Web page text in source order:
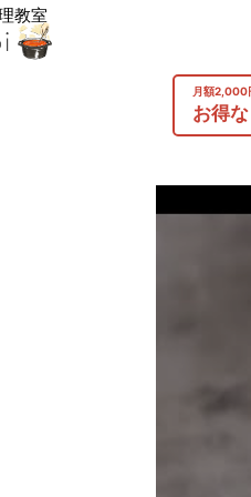
教室
月額2,000
お得